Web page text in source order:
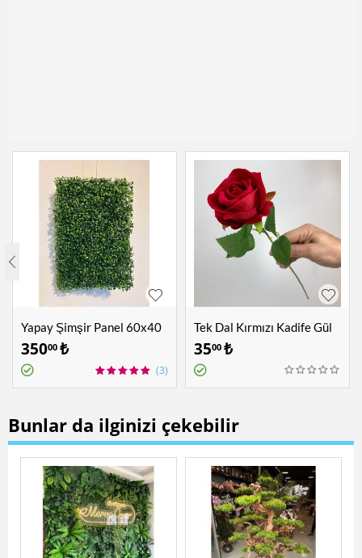
Yapay Şimşir Panel 60x40
cm
35000 ₺
(3)
Tek Dal Kırmızı Kadife Gül
3500 ₺
Bunlar da ilginizi çekebilir